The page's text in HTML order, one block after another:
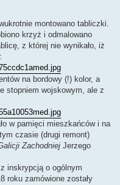
montowano tabliczki.
krzyż i odmalowano
z której nie wynikało, iż
na bordowy (!) kolor, a
stopniem wojskowym, ale z
w pamięci mieszkańców i na
czasie (drugi remont)
Zachodniej Jerzego
inskrypcją o ogólnym
roku zamówione zostały